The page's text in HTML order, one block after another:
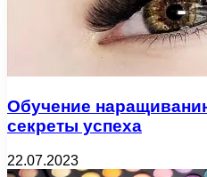
Обучение
секреты успеха
22.07.2023